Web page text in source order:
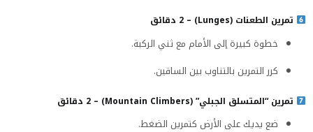
تمرين الطعنات (Lunges) – 2 دقائق
خطوة كبيرة إلى الأمام مع ثني الركبة.
كرر التمرين بالتناوب بين الساقين.
تمرين “المتسلق الجبلي” (Mountain Climbers) – 2 دقائق
ضع يديك على الأرض كتمرين الضغط.